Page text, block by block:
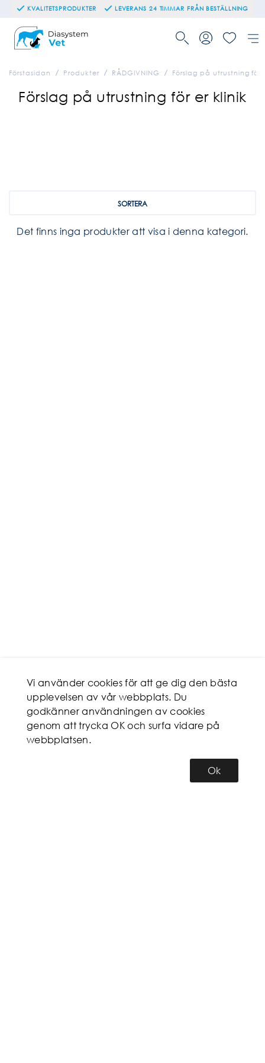
KVALITETSPRODUKTER LEVERANS 24 TIMMAR FRÅN BESTÄLLNING
Förstasidan Produkter RÅDGIVNING Förslag på utrustning för
Förslag på utrustning för er klinik
SORTERA
Det finns inga produkter att visa i denna kategori.
Vi använder cookies för att ge dig den bästa
upplevelsen av vår webbplats. Du
godkänner användningen av cookies
genom att trycka OK och surfa vidare på
webbplatsen.
Ok